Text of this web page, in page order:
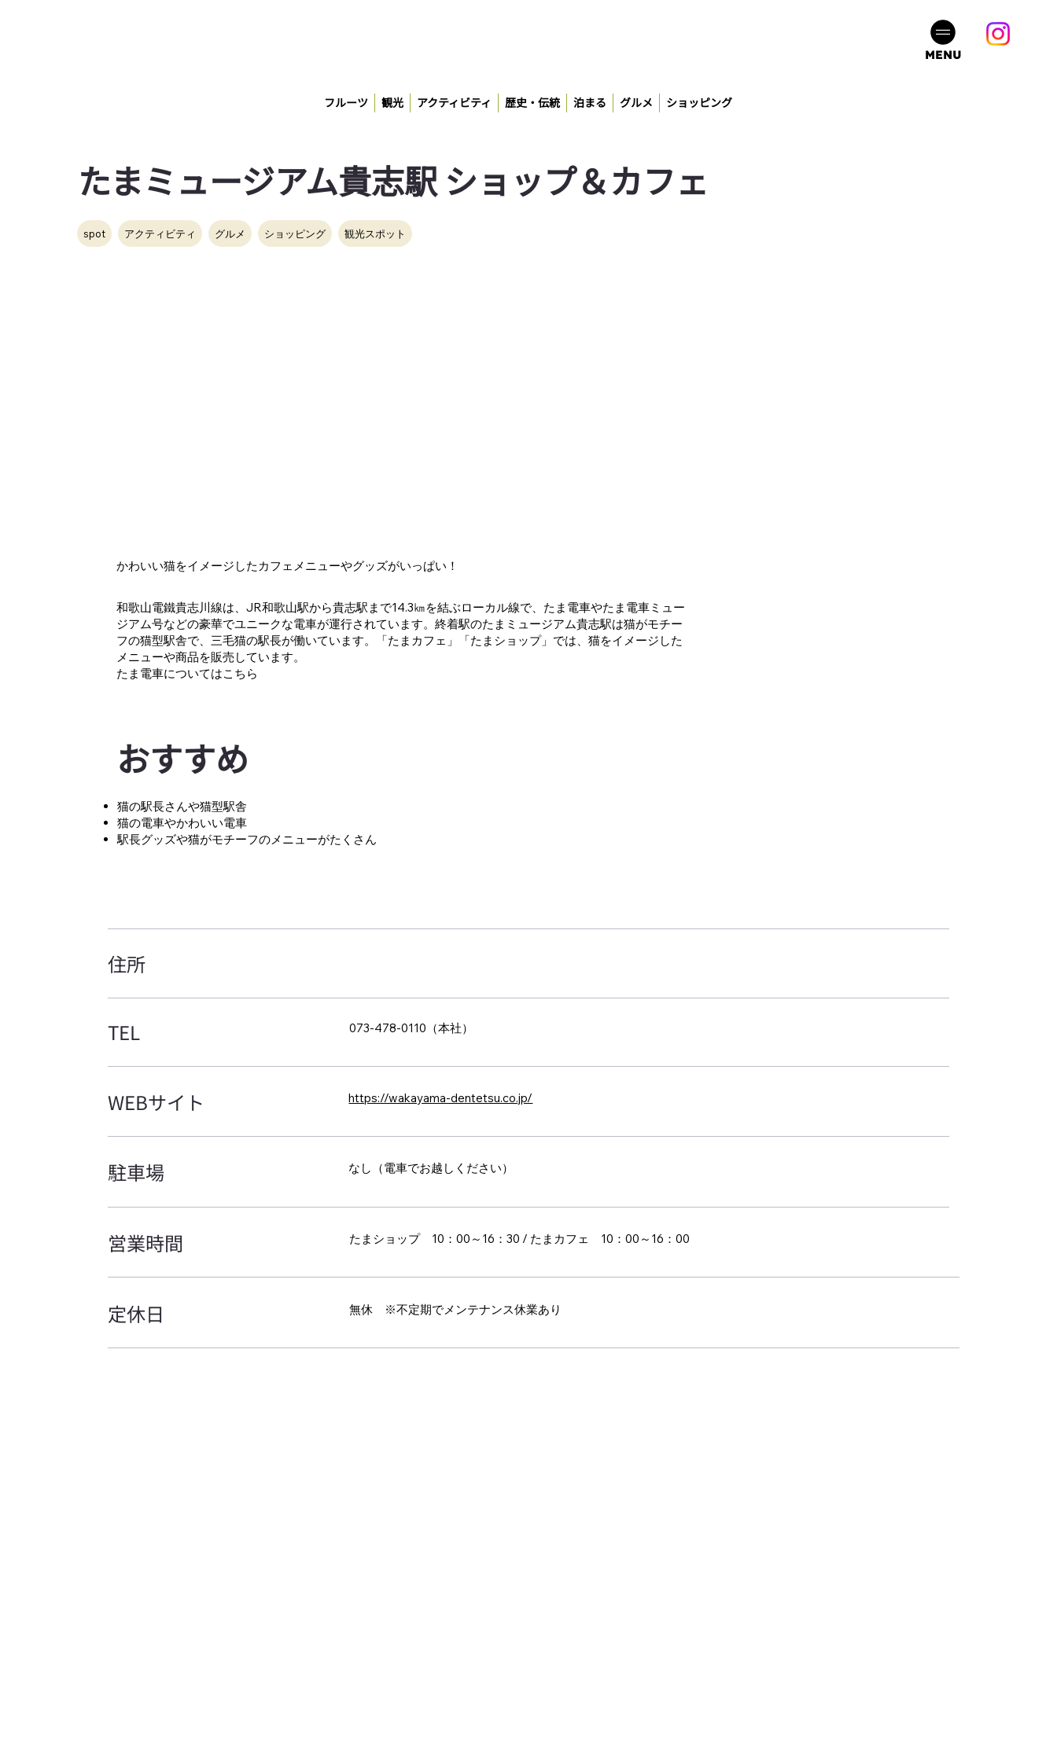
MENU
たまミュージアム貴志駅 ショップ＆カフェ
spot アクティビティ グルメ ショッピング 観光スポット
フルーツ 観光 アクティビティ 歴史・伝統 泊まる グルメ ショッピング
かわいい猫をイメージしたカフェメニューやグッズがいっぱい！
和歌山電鐵貴志川線は、JR和歌山駅から貴志駅まで14.3㎞を結ぶローカル線で、たま電車やたま電車ミュー
ジアム号などの豪華でユニークな電車が運行されています。終着駅のたまミュージアム貴志駅は猫がモチー
フの猫型駅舎で、三毛猫の駅長が働いています。「たまカフェ」「たまショップ」では、猫をイメージした
メニューや商品を販売しています。
たま電車についてはこちら
​おすすめ
猫の駅長さんや猫型駅舎
猫の電車やかわいい電車
駅長グッズや猫がモチーフのメニューがたくさん
住所
TEL 073-478-0110（本社）
WEBサイト https://wakayama-dentetsu.co.jp/
​駐車場 なし（電車でお越しください）
​営業時間 たまショップ 10：00～16：30 / たまカフェ 10：00～16：00
​定休日 無休 ※不定期でメンテナンス休業あり